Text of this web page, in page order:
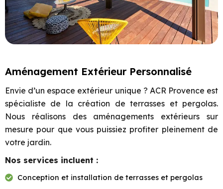
Aménagement Extérieur Personnalisé
Envie d’un espace extérieur unique ? ACR Provence est
spécialiste de la création de terrasses et pergolas.
Nous réalisons des aménagements extérieurs sur
mesure pour que vous puissiez profiter pleinement de
votre jardin.
Nos services incluent :
Conception et installation de terrasses et pergolas